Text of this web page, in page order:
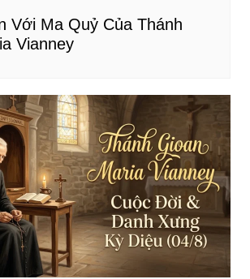
Với Ma Quỷ Của Thánh
Vianney